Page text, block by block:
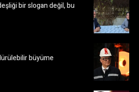
bir slogan değil, bu
büyüme